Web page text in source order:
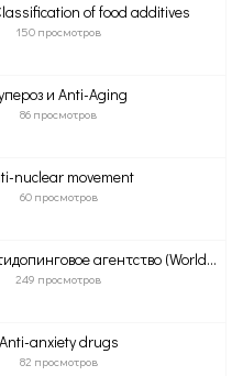
of food additives
150 просмотров
и Anti-Aging
86 просмотров
nuclear movement
60 просмотров
агентство (World...
249 просмотров
Anti-anxiety drugs
82 просмотров